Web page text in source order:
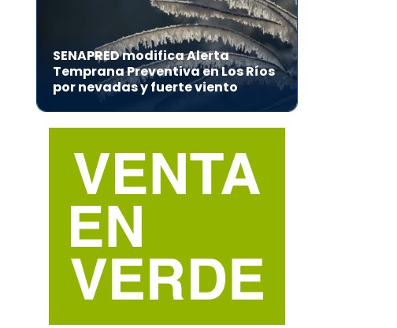
SENAPRED modifica Alerta
Temprana Preventiva en Los Ríos
por nevadas y fuerte viento